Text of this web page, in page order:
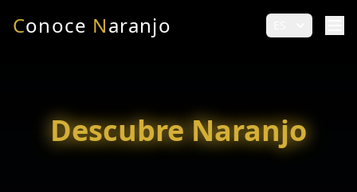
Conoce Naranjo
Descubre Naranjo